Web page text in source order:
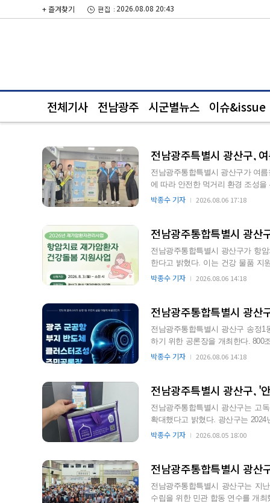
+ 즐겨찾기 2026.08.08 20:43
전체기사 전남광주 시군별뉴스 이슈&issue
전남광주특별시 광산구,
전남광주통합특별시 광산구가 여
에 따라 안전한 먹거리 환경 조성을 위
식점 276개소와 집단급식…
박종수 기자 2026.08.06 17:18
전남광주통합특별시 광산
전남광주통합특별시 광산구가 항
한다고 밝혔다. 이는 건강 물품 지
돌봄 공백을 해소하고 서비스 이용
박종수 기자 2026.08.06 14:18
전남광주통합특별시 광산구 송정
하기 위한 공론장을 개최한다. 800
근 마을 주민들이 직접 참여…
박종수 기자 2026.08.06 14:18
전남광주특별시 광산구, '
전남광주통합특별시 광산구는 고
확대했다고 밝혔다. 광산구는 2024년 6월 (사)어르신의 안부를 묻는 우유배달과 업무 협약을 체결
하고, 2년째 홀로 사…
박종수 기자 2026.08.05 18:00
전남광주통합특별시 광산구는 지
수립을 위한 민관 합동 연수를 개최